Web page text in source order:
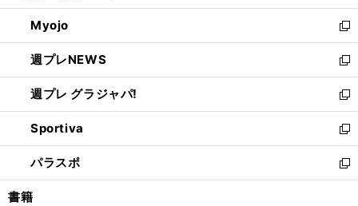
開
く
ウ
で
開
く
ン
ド
ウ
で
開
く
ウ
ィ
ン
ド
ウ
で
開
く
Myojo
新
し
い
ウ
ィ
ン
ド
ウ
で
開
週プレNEWS
新
し
い
ウ
ィ
ン
ド
ウ
週プレ グラジャパ!
新
し
い
ウ
ィ
ン
Sportiva
新
し
い
ウ
パラスポ
新
し
書籍